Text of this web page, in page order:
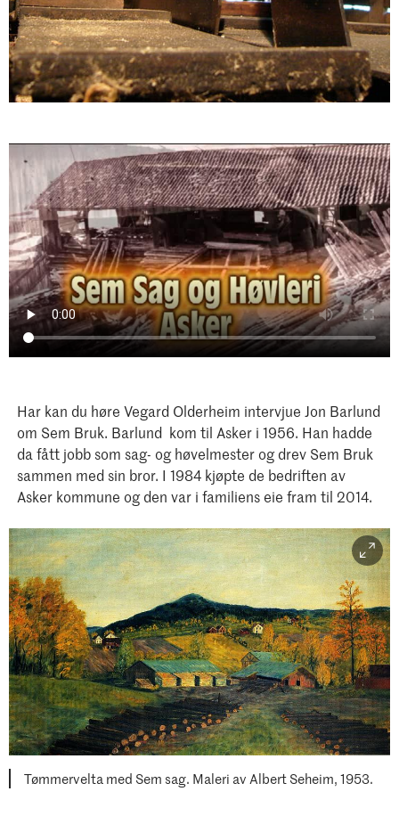
Har kan du høre Vegard Olderheim intervjue Jon Barlund
om Sem Bruk. Barlund kom til Asker i 1956. Han hadde
da fått jobb som sag- og høvelmester og drev Sem Bruk
sammen med sin bror. I 1984 kjøpte de bedriften av
Asker kommune og den var i familiens eie fram til 2014.
Tømmervelta med Sem sag. Maleri av Albert Seheim, 1953.